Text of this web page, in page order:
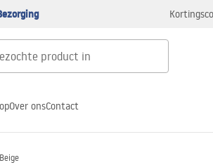
Over onsContact